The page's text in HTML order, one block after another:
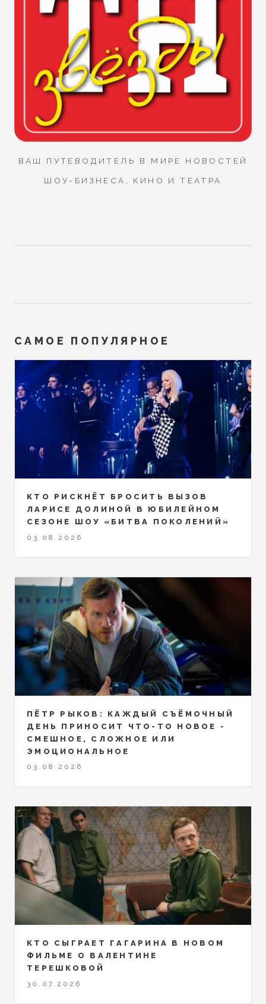
ВАШ ПУТЕВОДИТЕЛЬ В МИРЕ НОВОСТЕЙ
ШОУ-БИЗНЕСА, КИНО И ТЕАТРА
САМОЕ ПОПУЛЯРНОЕ
КТО РИСКНЁТ БРОСИТЬ ВЫЗОВ
ЛАРИСЕ ДОЛИНОЙ В ЮБИЛЕЙНОМ
СЕЗОНЕ ШОУ «БИТВА ПОКОЛЕНИЙ»
03.08.2026
ПЁТР РЫКОВ: КАЖДЫЙ СЪЁМОЧНЫЙ
ДЕНЬ ПРИНОСИТ ЧТО-ТО НОВОЕ -
СМЕШНОЕ, СЛОЖНОЕ ИЛИ
ЭМОЦИОНАЛЬНОЕ
03.08.2026
КТО СЫГРАЕТ ГАГАРИНА В НОВОМ
ФИЛЬМЕ О ВАЛЕНТИНЕ
ТЕРЕШКОВОЙ
30.07.2026